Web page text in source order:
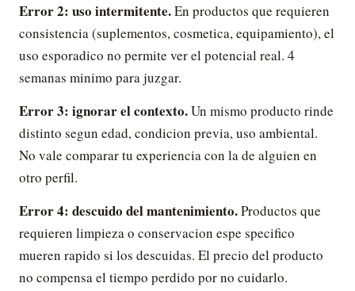
Error 2: uso intermitente.En productos que requieren
consistencia (suplementos, cosmetica, equipamiento), el
uso esporadico no permite ver el potencial real. 4
semanas minimo para juzgar.
Error 3: ignorar el contexto.Un mismo producto rinde
distinto segun edad, condicion previa, uso ambiental.
No vale comparar tu experiencia con la de alguien en
otro perfil.
Error 4: descuido del mantenimiento.Productos que
requieren limpieza o conservacion espe specifico
mueren rapido si los descuidas. El precio del producto
no compensa el tiempo perdido por no cuidarlo.